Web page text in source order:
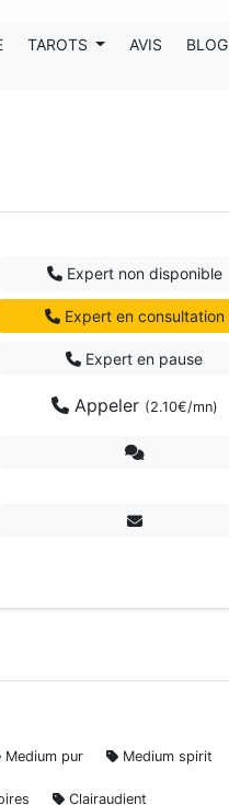
TAROTS AVIS BLOG
Expert non disponible
Expert en consultation
Expert en pause
Appeler (2.10€/mn)
Medium pur Medium spirit
Clairaudient